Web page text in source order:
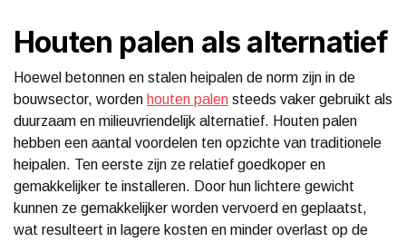
Houten palen als alternatief
Hoewel betonnen en stalen heipalen de norm zijn in de
bouwsector, worden houten palen steeds vaker gebruikt als
duurzaam en milieuvriendelijk alternatief. Houten palen
hebben een aantal voordelen ten opzichte van traditionele
heipalen. Ten eerste zijn ze relatief goedkoper en
gemakkelijker te installeren. Door hun lichtere gewicht
kunnen ze gemakkelijker worden vervoerd en geplaatst,
wat resulteert in lagere kosten en minder overlast op de